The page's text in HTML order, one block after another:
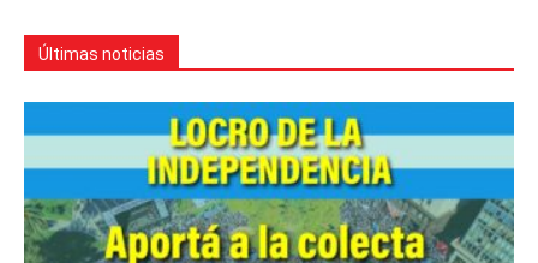
Últimas noticias